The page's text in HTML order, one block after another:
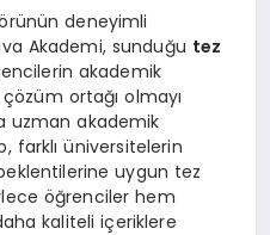
deneyimli
Akademi, sunduğu tez
akademik
ortağı olmayı
uzman akademik
farklı üniversitelerin
uygun tez
öğrenciler hem
kaliteli içeriklere